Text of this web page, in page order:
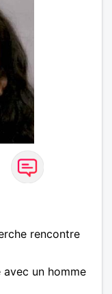
rencontre
un homme